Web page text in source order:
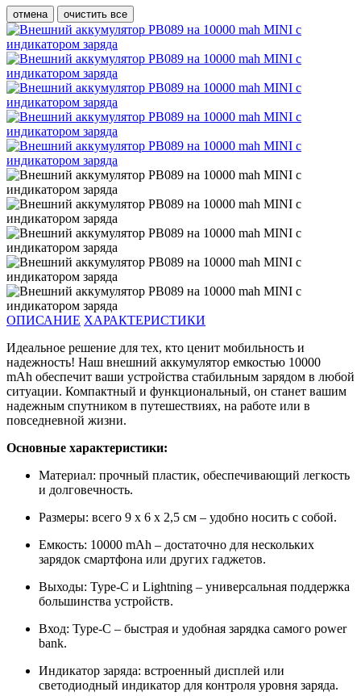
отмена очистить все
ОПИСАНИЕ ХАРАКТЕРИСТИКИ
Идеальное решение для тех, кто ценит мобильность и
надежность! Наш внешний аккумулятор емкостью 10000
mAh обеспечит ваши устройства стабильным зарядом в любой
ситуации. Компактный и функциональный, он станет вашим
надежным спутником в путешествиях, на работе или в
повседневной жизни.
Основные характеристики:
Материал: прочный пластик, обеспечивающий легкость
и долговечность.
Размеры: всего 9 x 6 x 2,5 см – удобно носить с собой.
Емкость: 10000 mAh – достаточно для нескольких
зарядок смартфона или других гаджетов.
Выходы: Type-C и Lightning – универсальная поддержка
большинства устройств.
Вход: Type-C – быстрая и удобная зарядка самого power
bank.
Индикатор заряда: встроенный дисплей или
светодиодный индикатор для контроля уровня заряда.